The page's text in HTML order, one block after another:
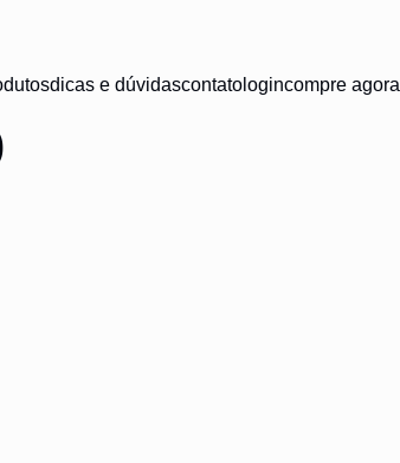
dicas e dúvidascontato logincompre agora